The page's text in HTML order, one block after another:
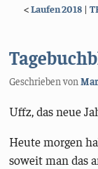
<Laufen 2018 |
Geschrieben von
Uffz, das neue
Heute morgen
soweit man das